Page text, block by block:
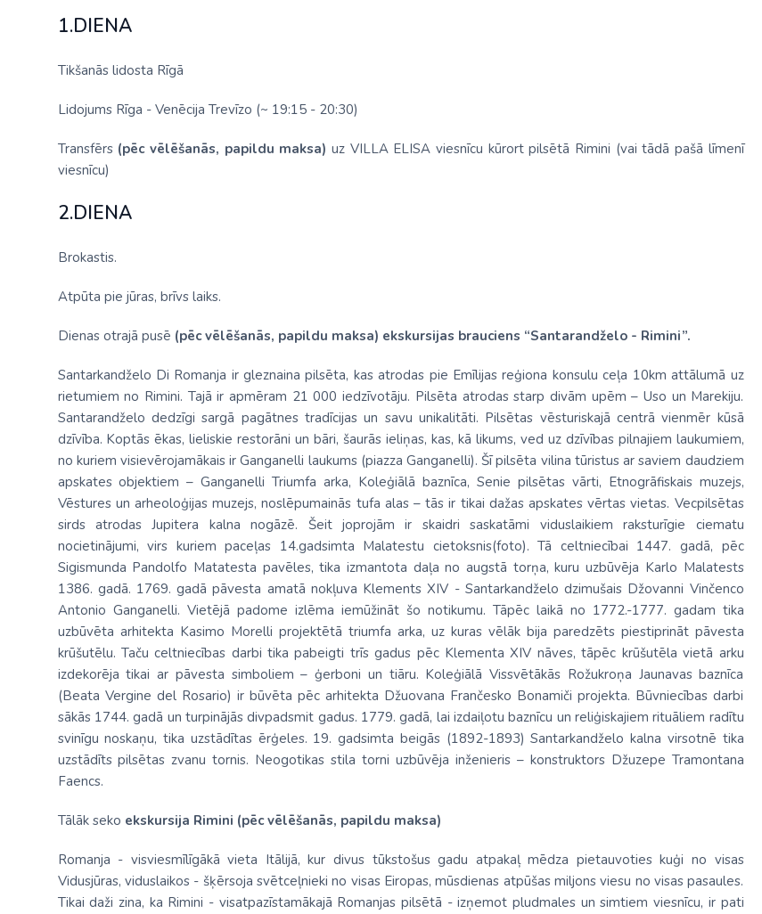
Singapūra
1.DIENA
Tikšanās lidosta Rīgā
Lidojums Rīga - Venēcija Trevīzo (~ 19:15 - 20:30)
Transfērs (pēc vēlēšanās, papildu maksa) uz VILLA ELISA viesnīcu kūrort pilsētā Rimini (vai tādā pašā līmenī
viesnīcu)
2.DIENA
Brokastis.
Atpūta pie jūras, brīvs laiks.
Dienas otrajā pusē (pēc vēlēšanās, papildu maksa) ekskursijas brauciens “Santarandželo - Rimini”.
Santarkandželo Di Romanja ir gleznaina pilsēta, kas atrodas pie Emīlijas reģiona konsulu ceļa 10km attālumā uz
rietumiem no Rimini. Tajā ir apmēram 21 000 iedzīvotāju. Pilsēta atrodas starp divām upēm – Uso un Marekiju.
Santarandželo dedzīgi sargā pagātnes tradīcijas un savu unikalitāti. Pilsētas vēsturiskajā centrā vienmēr kūsā
dzīvība. Koptās ēkas, lieliskie restorāni un bāri, šaurās ieliņas, kas, kā likums, ved uz dzīvības pilnajiem laukumiem,
no kuriem visievērojamākais ir Ganganelli laukums (piazza Ganganelli). Šī pilsēta vilina tūristus ar saviem daudziem
apskates objektiem – Ganganelli Triumfa arka, Koleģiālā baznīca, Senie pilsētas vārti, Etnogrāfiskais muzejs,
Vēstures un arheoloģijas muzejs, noslēpumainās tufa alas – tās ir tikai dažas apskates vērtas vietas. Vecpilsētas
sirds atrodas Jupitera kalna nogāzē. Šeit joprojām ir skaidri saskatāmi viduslaikiem raksturīgie ciematu
nocietinājumi, virs kuriem paceļas 14.gadsimta Malatestu cietoksnis(foto). Tā celtniecībai 1447. gadā, pēc
Sigismunda Pandolfo Matatesta pavēles, tika izmantota daļa no augstā torņa, kuru uzbūvēja Karlo Malatests
1386. gadā. 1769. gadā pāvesta amatā nokļuva Klements XIV - Santarkandželo dzimušais Džovanni Vinčenco
Antonio Ganganelli. Vietējā padome izlēma iemūžināt šo notikumu. Tāpēc laikā no 1772.-1777. gadam tika
uzbūvēta arhitekta Kasimo Morelli projektētā triumfa arka, uz kuras vēlāk bija paredzēts piestiprināt pāvesta
krūšutēlu. Taču celtniecības darbi tika pabeigti trīs gadus pēc Klementa XIV nāves, tāpēc krūšutēla vietā arku
izdekorēja tikai ar pāvesta simboliem – ģerboni un tiāru. Koleģiālā Vissvētākās Rožukroņa Jaunavas baznīca
(Beata Vergine del Rosario) ir būvēta pēc arhitekta Džuovana Frančesko Bonamiči projekta. Būvniecības darbi
sākās 1744. gadā un turpinājās divpadsmit gadus. 1779. gadā, lai izdaiļotu baznīcu un reliģiskajiem rituāliem radītu
svinīgu noskaņu, tika uzstādītas ērģeles. 19. gadsimta beigās (1892-1893) Santarkandželo kalna virsotnē tika
uzstādīts pilsētas zvanu tornis. Neogotikas stila torni uzbūvēja inženieris – konstruktors Džuzepe Tramontana
Faencs.
Tālāk seko ekskursija Rimini (pēc vēlēšanās, papildu maksa)
Romanja - visviesmīlīgākā vieta Itālijā, kur divus tūkstošus gadu atpakaļ mēdza pietauvoties kuģi no visas
Vidusjūras, viduslaikos - šķērsoja svētceļnieki no visas Eiropas, mūsdienas atpūšas miljons viesu no visas pasaules.
Tikai daži zina, ka Rimini - visatpazīstamākajā Romanjas pilsētā - izņemot pludmales un simtiem viesnīcu, ir pati